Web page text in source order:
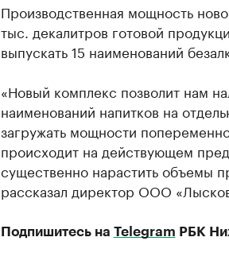
Производственная мощность
тыс. декалитров готовой
выпускать 15 наименований
«Новый комплекс позволит нам
наименований напитков на
загружать мощности
происходит на действующем
существенно нарастить объемы
рассказал директор ООО
Подпишитесь на Telegram РБК